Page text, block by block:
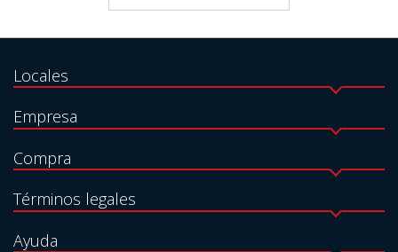
Locales
Empresa
Compra
Términos legales
Ayuda